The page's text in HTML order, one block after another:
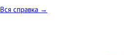
Вся справка →